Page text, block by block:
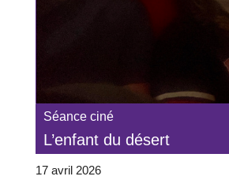
Séance ciné
L’enfant du désert
17 avril 2026